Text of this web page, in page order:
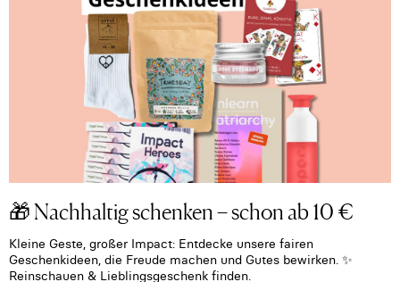
🎁 Nachhaltig schenken – schon ab 10 €
Kleine Geste, großer Impact: Entdecke unsere fairen
Geschenkideen, die Freude machen und Gutes bewirken. ✨
Reinschauen & Lieblingsgeschenk finden.